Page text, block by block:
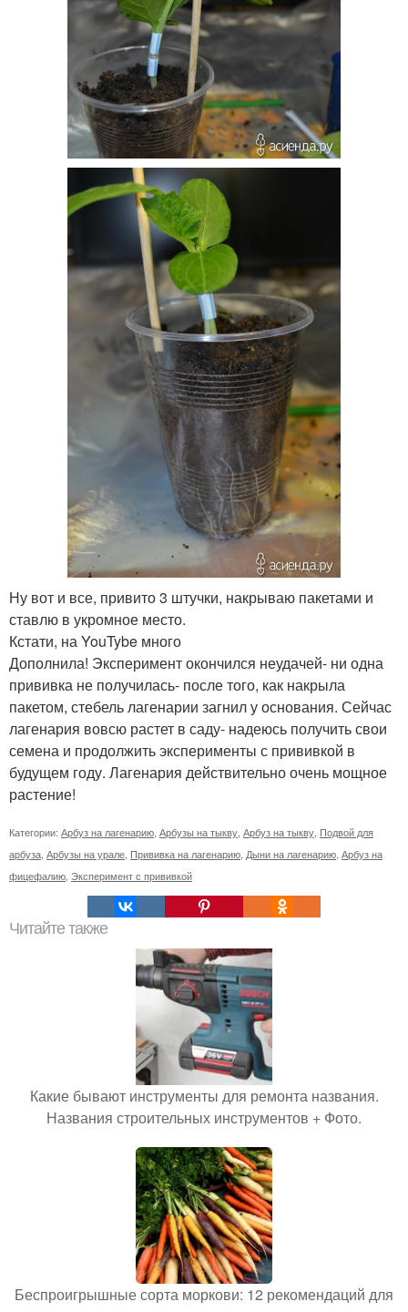
Ну вот и все, привито 3 штучки, накрываю пакетами и
ставлю в укромное место.
Кстати, на YouTybe много
Дополнила! Эксперимент окончился неудачей- ни одна
прививка не получилась- после того, как накрыла
пакетом, стебель лагенарии загнил у основания. Сейчас
лагенария вовсю растет в саду- надеюсь получить свои
семена и продолжить эксперименты с прививкой в
будущем году. Лагенария действительно очень мощное
растение!
Категории: Арбуз на лагенарию Арбузы на тыкву Арбуз на тыкву Подвой для
арбуза Арбузы на урале Прививка на лагенарию Дыни на лагенарию Арбуз на
фицефалию Эксперимент с прививкой
Читайте также
Какие бывают инструменты для ремонта названия.
Названия строительных инструментов + Фото.
Беспроигрышные сорта моркови: 12 рекомендаций для